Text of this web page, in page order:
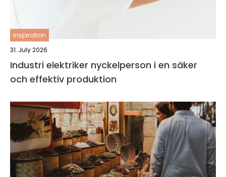
inspiration
31. July 2026
Industri elektriker nyckelperson i en säker
och effektiv produktion